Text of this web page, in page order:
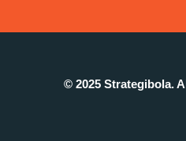
© 2025 Strategibola.